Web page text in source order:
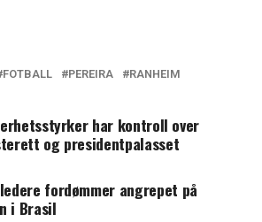
FOTBALL PEREIRA RANHEIM
har kontroll over
og presidentpalasset
fordømmer angrepet på
i Brasil